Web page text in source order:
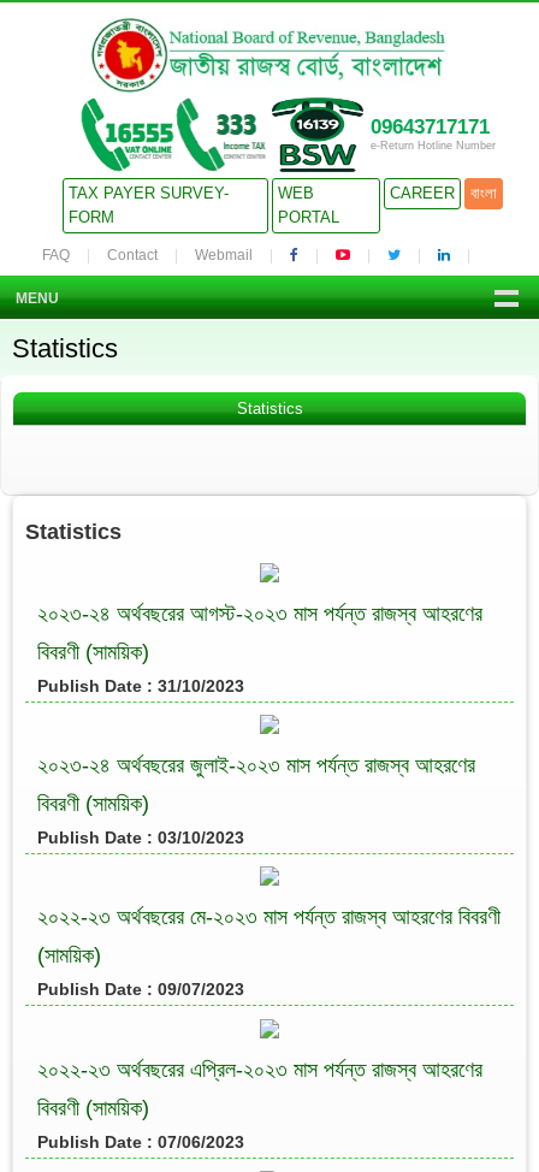
09643717171
e-Return Hotline Number
TAX PAYER SURVEY-
FORM
WEB
PORTAL
CAREER বাংলা
FAQ Contact Webmail
MENU
Statistics
Statistics
Statistics
২০২৩-২৪ অর্থবছরের আগস্ট-২০২৩ মাস পর্যন্ত রাজস্ব আহরণের
বিবরণী (সাময়িক)
Publish Date : 31/10/2023
২০২৩-২৪ অর্থবছরের জুলাই-২০২৩ মাস পর্যন্ত রাজস্ব আহরণের
বিবরণী (সাময়িক)
Publish Date : 03/10/2023
২০২২-২৩ অর্থবছরের মে-২০২৩ মাস পর্যন্ত রাজস্ব আহরণের বিবরণী
(সাময়িক)
Publish Date : 09/07/2023
২০২২-২৩ অর্থবছরের এপ্রিল-২০২৩ মাস পর্যন্ত রাজস্ব আহরণের
বিবরণী (সাময়িক)
Publish Date : 07/06/2023